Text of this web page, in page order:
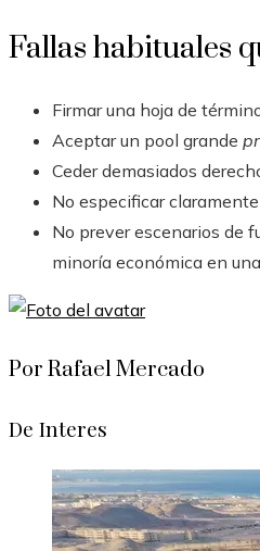
Fallas habituales
Firmar una hoja de
Aceptar un pool grande
Ceder demasiados
No especificar
No prever escenarios de
minoría económica en
Por Rafael Mercado
De Interes